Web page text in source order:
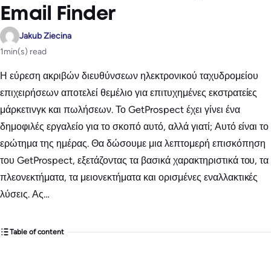
Email Finder
Jakub Ziecina
1min(s) read
Η εύρεση ακριβών διευθύνσεων ηλεκτρονικού ταχυδρομείου
επιχειρήσεων αποτελεί θεμέλιο για επιτυχημένες εκστρατείες
μάρκετινγκ και πωλήσεων. Το GetProspect έχει γίνει ένα
δημοφιλές εργαλείο για το σκοπό αυτό, αλλά γιατί; Αυτό είναι το
ερώτημα της ημέρας. Θα δώσουμε μια λεπτομερή επισκόπηση
του GetProspect, εξετάζοντας τα βασικά χαρακτηριστικά του, τα
πλεονεκτήματα, τα μειονεκτήματα και ορισμένες εναλλακτικές
λύσεις. Ας…
Table of content